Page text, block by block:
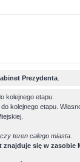
Prezydenta
kolejnego etapu.
kolejnego etapu.
teren całego miasta.
się w zasobie